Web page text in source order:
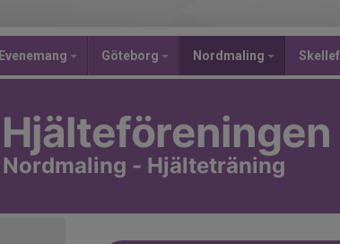
Evenemang Göteborg Nordmaling
Hjälteföreningen
Nordmaling - Hjälteträning